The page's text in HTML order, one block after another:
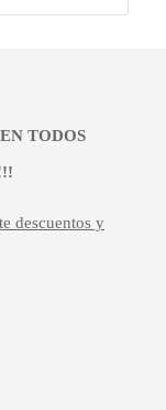
TODOS
descuentos y